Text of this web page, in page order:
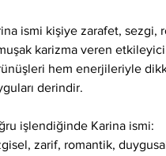
ismi kişiye zarafet,
karizma veren
hem enerjileriyle
derindir.
işlendiğinde Karina ismi:
zarif, romantik,